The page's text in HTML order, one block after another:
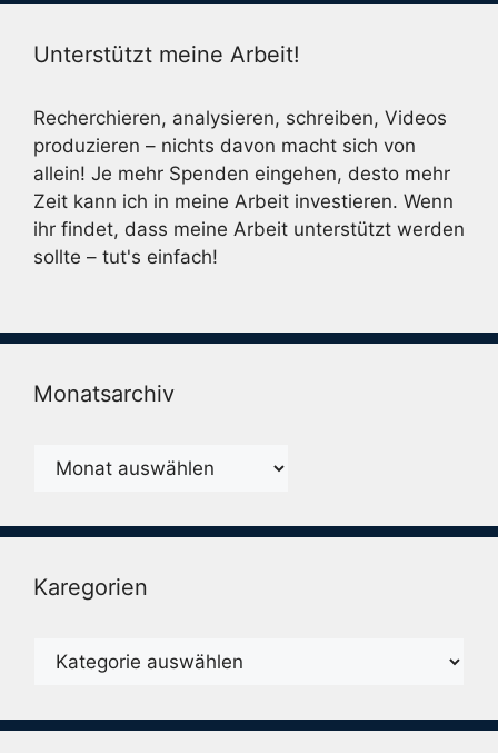
Unterstützt meine Arbeit!
Recherchieren, analysieren, schreiben, Videos
produzieren – nichts davon macht sich von
allein! Je mehr Spenden eingehen, desto mehr
Zeit kann ich in meine Arbeit investieren. Wenn
ihr findet, dass meine Arbeit unterstützt werden
sollte – tut's einfach!
Monatsarchiv
Monatsarchiv
Karegorien
Karegorien